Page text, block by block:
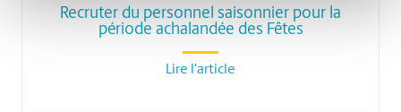
Recruter du personnel saisonnier pour la
période achalandée des Fêtes
Lire l'article